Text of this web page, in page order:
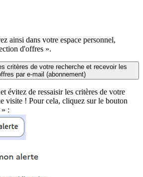
ainsi dans votre espace personnel,
d'offres ».
critères de votre recherche et recevoir les
par e-mail (abonnement)
évitez de ressaisir les critères de votre
visite ! Pour cela, cliquez sur le bouton
: